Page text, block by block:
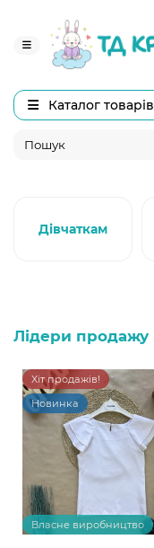
Каталог товарів
Дівчаткам
Лідери продажу
Хіт продажів!
Новинка
Власне виробництво